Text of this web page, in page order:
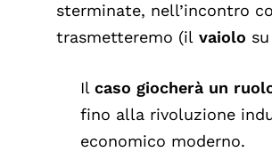
sterminate, nell’incontro
trasmetteremo (il vaiolo
Il caso giocherà un
fino alla rivoluzione
economico moderno.